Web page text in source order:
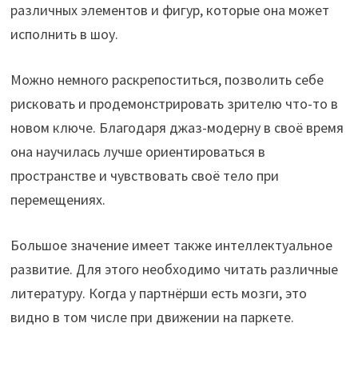
различных элементов и фигур, которые она может
исполнить в шоу.
Можно немного раскрепоститься, позволить себе
рисковать и продемонстрировать зрителю что-то в
новом ключе. Благодаря джаз-модерну в своё время
она научилась лучше ориентироваться в
пространстве и чувствовать своё тело при
перемещениях.
Большое значение имеет также интеллектуальное
развитие. Для этого необходимо читать различные
литературу. Когда у партнёрши есть мозги, это
видно в том числе при движении на паркете.